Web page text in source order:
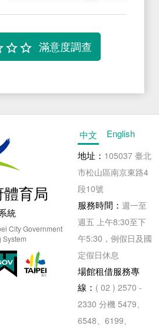
育局
統
City Government
System
中文
English
地址： 105037 臺北
市松山區南京東路4
段10號
服務時間： 週一至
週五 上午8:30至下
午5:30，例假日及國
定假日休息
場館租借服務專
線： ( 02 ) 2570 -
2330 分機 5479、
6548、6199、